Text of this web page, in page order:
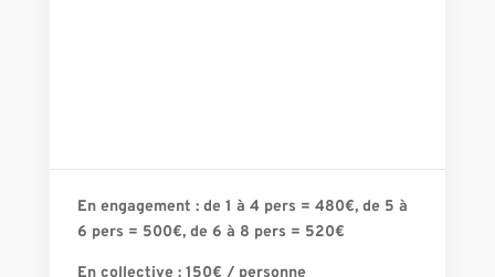
En engagement : de 1 à 4 pers = 480€, de 5 à
6 pers = 500€, de 6 à 8 pers = 520€